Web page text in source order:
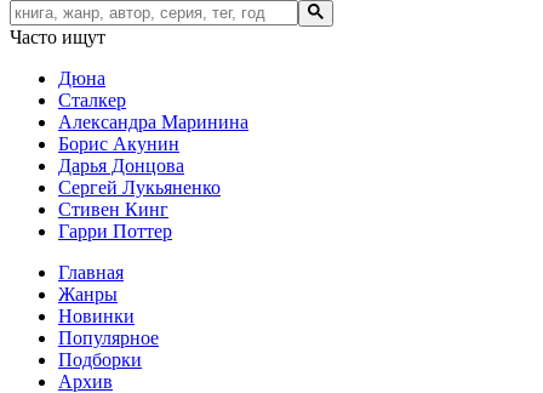
Часто ищут
Дюна
Сталкер
Александра Маринина
Борис Акунин
Дарья Донцова
Сергей Лукьяненко
Стивен Кинг
Гарри Поттер
Главная
Жанры
Новинки
Популярное
Подборки
Архив